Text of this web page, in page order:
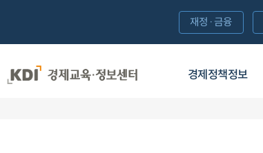
경제정책정보
재정·금융